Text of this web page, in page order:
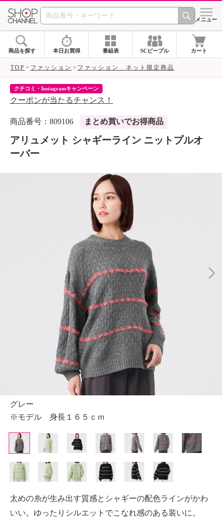
SHOP CHANNEL シメニュー
商品を探す 本日お買得 番組表 SCピープル カート
TOP ファッション ファッション ネット限定商品
クチコミ・Instagramキャンペーン
クーポンが当たるチャンス！
商品番号：809106 まとめ買いでお得商品
アリュメット シャギーライン ニットプルオ
ーバー
グレー
※モデル 身長１６５ｃｍ
太めの糸が生み出す質感とシャギーの配色ラインがかわ
いい。ゆったりシルエットでこなれ感のある装いに。